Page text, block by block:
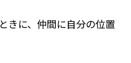
きに、仲間に自分の位置